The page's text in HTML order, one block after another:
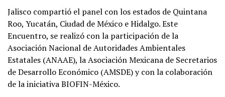
Jalisco compartió el panel con los estados de Quintana
Roo, Yucatán, Ciudad de México e Hidalgo. Este
Encuentro, se realizó con la participación de la
Asociación Nacional de Autoridades Ambientales
Estatales (ANAAE), la Asociación Mexicana de Secretarios
de Desarrollo Económico (AMSDE) y con la colaboración
de la iniciativa BIOFIN-México.